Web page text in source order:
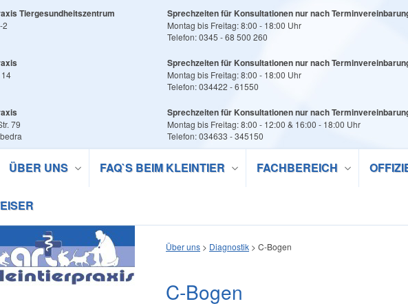
Tiergesundheitszentrum
2
Sprechzeiten für Konsultationen nur nach
Montag bis Freitag: 8:00 - 18:00 Uhr
Telefon: 0345 - 68 500 260
14
Sprechzeiten für Konsultationen nur nach
Montag bis Freitag: 8:00 - 18:00 Uhr
Telefon: 034422 - 61550
79
Sprechzeiten für Konsultationen nur nach
Montag bis Freitag: 8:00 - 12:00 & 16:00 - 18:00 Uhr
Telefon: 034633 - 345150
ÜBER UNS FAQ`S BEIM KLEINTIER FACHBEREICH
Über uns > Diagnostik > C-Bogen
C-Bogen